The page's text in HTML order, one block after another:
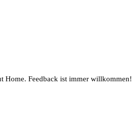
Home. Feedback ist immer willkommen!